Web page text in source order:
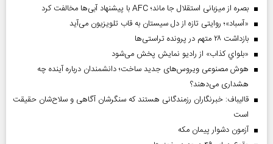
بصره از میزبانی استقلال جا ماند؛ AFC با پیشنهاد آبی‌ها مخالفت کرد
«آسباد»؛ روایتی تازه از دل سیستان به قاب تلویزیون می‌آید
بازداشت ۲۸ متهم در پرونده تراستی‌ها
«بلواي کذاب» از رادیو نمایش پخش می‌شود
هوش مصنوعی ویروس‌های جدید ساخت؛ دانشمندان درباره آینده چه
هشداری می‌دهند؟
قالیباف: خبرنگاران رزمندگانی هستند که سنگرشان آگاهی و سلاح‌شان حقیقت
است
آزمون دشوار پیمان مکه